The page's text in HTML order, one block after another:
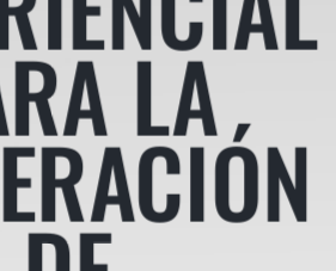
LA